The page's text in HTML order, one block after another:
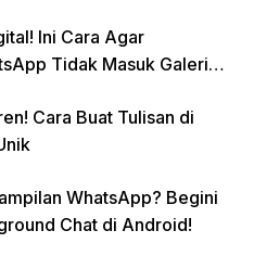
Ini Cara Agar
Tidak Masuk Galeri
Cara Buat Tulisan di
WhatsApp? Begini
Chat di Android!